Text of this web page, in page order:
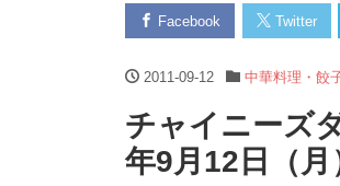
Facebook Twitter
2011-09-12 中華料理・餃
チャイニーズ
年9月12日（